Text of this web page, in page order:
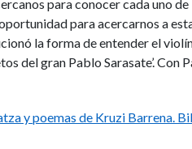
para conocer cada uno
para acercarnos a
la forma de entender el
del gran Pablo Sarasate’. Con
y poemas de Kruzi Barrena.